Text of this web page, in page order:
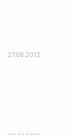
27.08.2012